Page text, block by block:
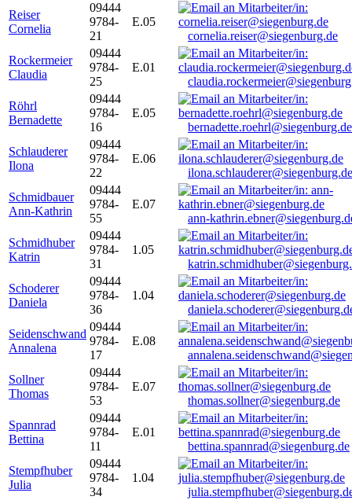
Reiser
Cornelia
09444
9784-
21
E.05
cornelia.reiser@siegenburg.de
Rockermeier
Claudia
09444
9784-
25
E.01
Röhrl
Bernadette
09444
9784-
16
E.05
bernadette.roehrl@siegenburg.de
Schlauderer
Ilona
09444
9784-
22
E.06
ilona.schlauderer@siegenburg.de
Schmidbauer
Ann-Kathrin
09444
9784-
55
E.07
ann-
Schmidhuber
Katrin
09444
9784-
31
1.05
Schoderer
Daniela
09444
9784-
36
1.04
Seidenschwand
Annalena
09444
9784-
17
E.08
Sollner
Thomas
09444
9784-
53
E.07
thomas.sollner@siegenburg.de
Spannrad
Bettina
09444
9784-
11
E.01
bettina.spannrad@siegenburg.de
Stempfhuber
Julia
09444
9784-
34
1.04